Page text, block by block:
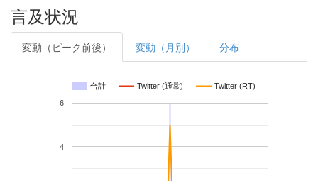
言及状況
変動（ピーク前後） 変動（月別） 分布
合計 Twitter (通常) Twitter (RT)
4
6